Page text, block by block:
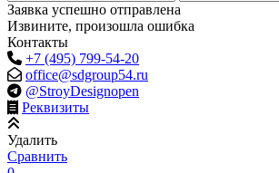
Заявка успешно отправлена
Извините, произошла ошибка
Контакты
+7 (495) 799-54-20
office@sdgroup54.ru
@StroyDesignopen
Реквизиты
Удалить
Сравнить